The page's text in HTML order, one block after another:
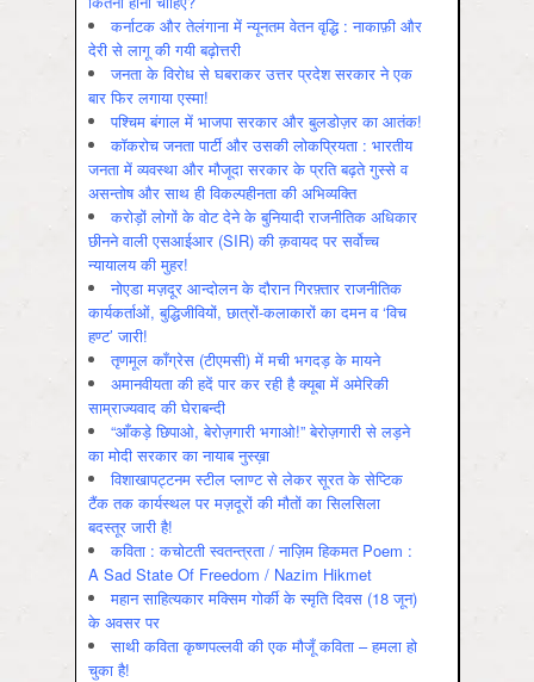
कर्नाटक और तेलंगाना में न्यूनतम वेतन वृद्धि : नाकाफ़ी और
देरी से लागू की गयी बढ़ोत्तरी
जनता के विरोध से घबराकर उत्तर प्रदेश सरकार ने एक
बार फिर लगाया एस्मा!
पश्चिम बंगाल में भाजपा सरकार और बुलडोज़र का आतंक!
कॉकरोच जनता पार्टी और उसकी लोकप्रियता : भारतीय
जनता में व्‍यवस्‍था और मौजूदा सरकार के प्रति बढ़ते गुस्‍से व
असन्‍तोष और साथ ही विकल्‍पहीनता की अभिव्‍यक्ति
करोड़ों लोगों के वोट देने के बुनियादी राजनीतिक अधिकार
छीनने वाली एसआईआर (SIR) की क़वायद पर सर्वोच्च
न्यायालय की मुहर!
नोएडा मज़दूर आन्दोलन के दौरान गिरफ़्तार राजनीतिक
कार्यकर्ताओं, बुद्धिजीवियों, छात्रों-कलाकारों का दमन व ‘विच
हण्ट’ जारी!
तृणमूल काँग्रेस (टीएमसी) में मची भगदड़ के मायने
अमानवीयता की हदें पार कर रही है क्यूबा में अमेरिकी
साम्राज्यवाद की घेराबन्दी
“आँकड़े छिपाओ, बेरोज़गारी भगाओ!” बेरोज़गारी से लड़ने
का मोदी सरकार का नायाब नुस्ख़ा
विशाखापट्टनम स्टील प्लाण्ट से लेकर सूरत के सेप्टिक
टैंक तक कार्यस्थल पर मज़दूरों की मौतों का सिलसिला
बदस्तूर जारी है!
कविता : कचोटती स्वतन्त्रता / नाज़िम हिकमत Poem :
A Sad State Of Freedom / Nazim Hikmet
महान साहित्यकार मक्सिम गोर्की के स्मृति दिवस (18 जून)
के अवसर पर
साथी कविता कृष्णपल्लवी की एक मौजूँ कविता – हमला हो
चुका है!